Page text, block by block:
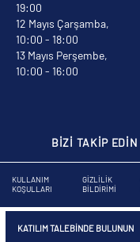
KATILIM TALEBINDE BULUNUN
19:00
12 Mayıs Çarşamba,
10:00 - 18:00
13 Mayıs Perşembe,
10:00 - 16:00
BİZİ TAKİP EDİN
KULLANIM
KOŞULLARI
GIZLILIK
BILDIRIMI